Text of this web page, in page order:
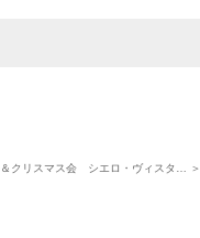
＆クリスマス会 シエロ・ヴィスタ… ＞